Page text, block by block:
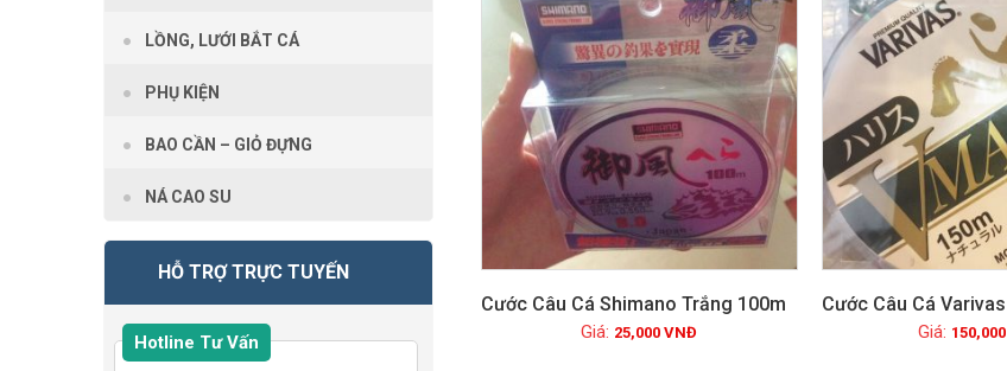
Cước Câu Cá Shimano Trắng 100m
25,000VNĐ
Cước Câu Cá Varivas
150,000
LỒNG, LƯỚI BẮT CÁ
PHỤ KIỆN
BAO CẦN – GIỎ ĐỰNG
NÁ CAO SU
HỖ TRỢ TRỰC TUYẾN
Hotline Tư Vấn